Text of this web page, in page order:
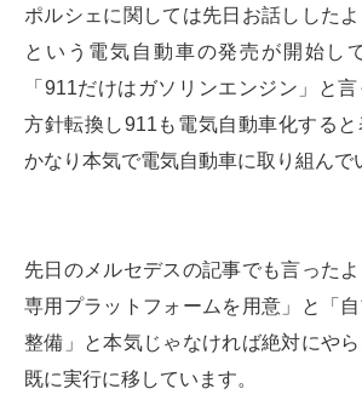
ポルシェに関しては先日お話ししたよ
という電気自動車の発売が開始し
「911だけはガソリンエンジン」と
方針転換し911も電気自動車化する
かなり本気で電気自動車に取り組んで
先日のメルセデスの記事でも言った
専用プラットフォームを用意」と「
整備」と本気じゃなければ絶対にや
既に実行に移しています。